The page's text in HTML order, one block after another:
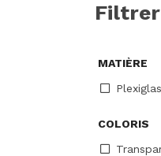
MATIÈRE
Plexiglas
COLORIS